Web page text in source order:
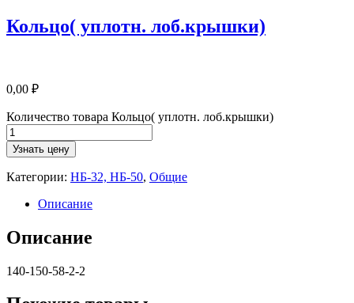
Кольцо( уплотн. лоб.крышки)
0,00 ₽
Количество товара Кольцо( уплотн. лоб.крышки)
Узнать цену
Категории: НБ-32, НБ-50, Общие
Описание
Описание
140-150-58-2-2